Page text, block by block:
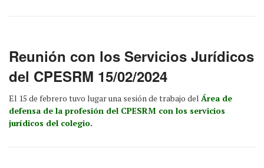
Reunión con los Servicios Jurídicos
del CPESRM 15/02/2024
El 15 de febrero tuvo lugar una sesión de trabajo del Área de
defensa de la profesión del CPESRM con los servicios
jurídicos del colegio.